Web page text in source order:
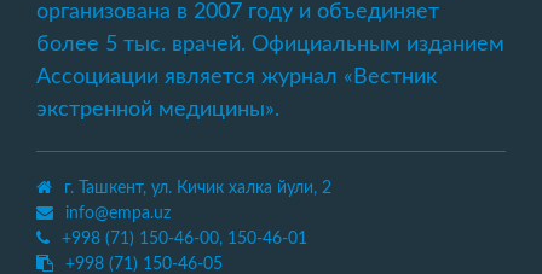
организована в 2007 году и объединяет
более 5 тыс. врачей. Официальным изданием
Ассоциации является журнал «Вестник
экстренной медицины».
г. Ташкент, ул. Кичик халка йули, 2
info@empa.uz
+998 (71) 150-46-00, 150-46-01
+998 (71) 150-46-05